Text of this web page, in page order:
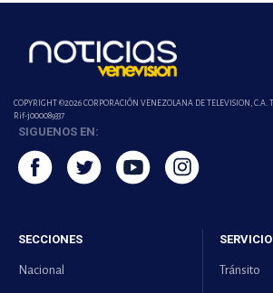
COPYRIGHT ©2026 CORPORACIÓN VENEZOLANA DE TELEVISION,
Rif-j000089337
SIGUENOS EN:
SECCIONES
Nacional Tránsito